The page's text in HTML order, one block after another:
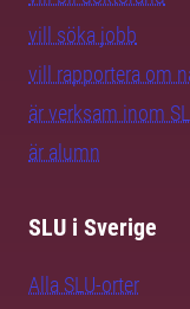
vill söka jobb
vill rapportera om
är verksam inom
är alumn
SLU i Sverige
Alla SLU-orter